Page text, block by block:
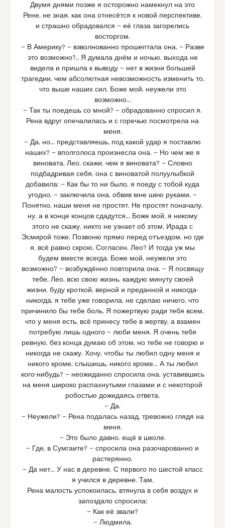
Двумя днями позже я осторожно намекнул на это
Рене, не зная, как она отнесётся к новой перспективе,
и страшно обрадовался — её глаза загорелись
восторгом.
— В Америку? — взволнованно прошептала она. — Разве
это возможно?.. Я думала днём и ночью, выхода не
видела и пришла к выводу — нет в жизни большей
трагедии, чем абсолютная невозможность изменить то,
что выше наших сил. Боже мой, неужели это
возможно…
— Так ты поедешь со мной? — обрадованно спросил я.
Рена вдруг опечалилась и с горечью посмотрела на
меня.
— Да, но… представляешь, под какой удар я поставлю
наших? — вполголоса произнесла она. — Но чем же я
виновата, Лео, скажи, чем я виновата? — Словно
подбадривая себя, она с виноватой полуулыбкой
добавила: — Как бы то ни было, я поеду с тобой куда
угодно, — заключила она, обвив мне шею руками. —
Понятно, наши меня не простят. Не простят поначалу,
ну, а в конце концов сдадутся… Боже мой, я никому
этого не скажу, никто не узнает об этом. Ирада с
Эсмирой тоже. Позвоню прямо перед отъездом, но где
я, всё равно скрою. Согласен, Лео? И тогда уж мы
будем вместе всегда. Боже мой, неужели это
возможно? — возбуждённо повторила она. — Я посвящу
тебе, Лео, всю свою жизнь, каждую минуту своей
жизни, буду кроткой, верной и преданной и никогда-
никогда, я тебе уже говорила, не сделаю ничего, что
причинило бы тебе боль. Я пожертвую ради тебя всем,
что у меня есть, всё принесу тебе в жертву, а взамен
потребую лишь одного — люби меня. Я очень тебя
ревную, без конца думаю об этом, но тебе не говорю и
никогда не скажу. Хочу, чтобы ты любил одну меня и
никого кроме, слышишь, никого кроме… А ты любил
кого-нибудь? — неожиданно спросила она, уставившись
на меня широко распахнутыми глазами и с некоторой
робостью дожидаясь ответа.
— Да.
— Неужели? — Рена подалась назад, тревожно глядя на
меня.
— Это было давно, ещё в школе.
— Где, в Сумгаите? — спросила она разочарованно и
растерянно.
— Да нет… У нас в деревне. С первого по шестой класс
я учился в деревне. Там.
Рена малость успокоилась, втянула в себя воздух и
запоздало спросила:
— Как её звали?
— Людмила.